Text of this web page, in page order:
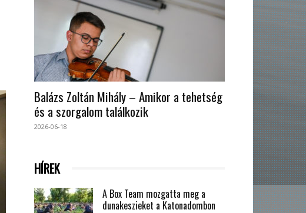
Balázs Zoltán Mihály – Amikor a tehetség
és a szorgalom találkozik
2026-06-18
HÍREK
A Box Team mozgatta meg a
dunakeszieket a Katonadombon